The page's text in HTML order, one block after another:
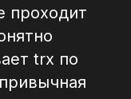
проходит
trx по